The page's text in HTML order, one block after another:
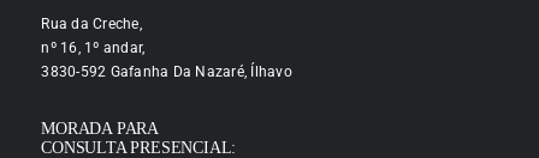
Rua da Creche,
nº 16, 1º andar,
3830-592 Gafanha Da Nazaré, Ílhavo
MORADA PARA
CONSULTA PRESENCIAL: